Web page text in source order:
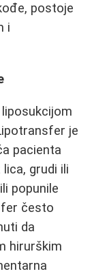
postoje
i
je
pacienta
grudi ili
popunile
često
da
hirurškim